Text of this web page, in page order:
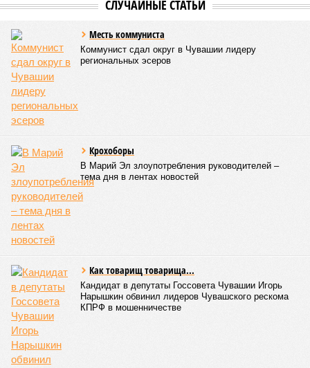
СЛУЧАЙНЫЕ СТАТЬИ
Месть коммуниста
Коммунист сдал округ в Чувашии лидеру
региональных эсеров
Крохоборы
В Марий Эл злоупотребления руководителей –
тема дня в лентах новостей
Как товарищ товарища...
Кандидат в депутаты Госсовета Чувашии Игорь
Нарышкин обвинил лидеров Чувашского рескома
КПРФ в мошенничестве